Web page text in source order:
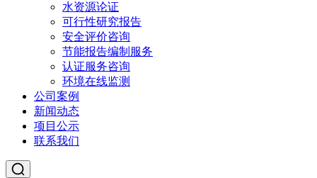
水资源论证
可行性研究报告
安全评价咨询
节能报告编制服务
认证服务咨询
环境在线监测
公司案例
新闻动态
项目公示
联系我们